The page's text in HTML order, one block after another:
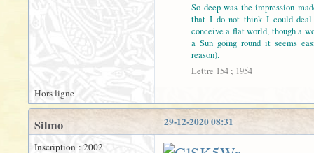
So deep was the impression
that I do not think I could
conceive a flat world, though a
a Sun going round it seems
reason).
Lettre 154 ; 1954
Hors ligne
29-12-2020 08:31
Silmo
Inscription : 2002